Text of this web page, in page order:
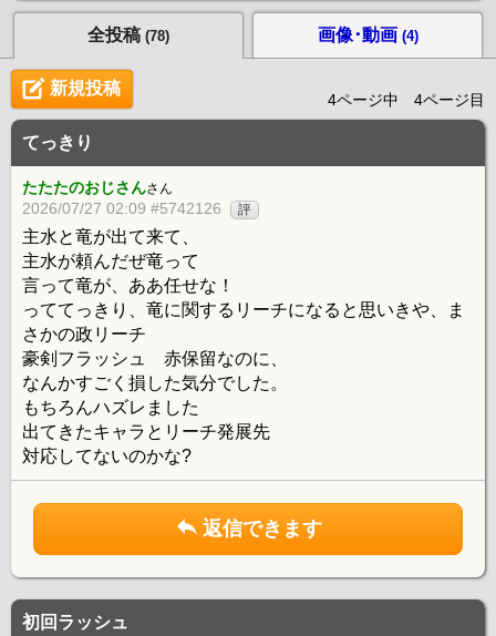
全投稿 (78) 画像･動画 (4)
新規投稿
4ページ中 4ページ目
てっきり
たたたのおじさんさん
2026/07/27 02:09 #5742126 評
主水と竜が出て来て、
主水が頼んだぜ竜って
言って竜が、ああ任せな！
っててっきり、竜に関するリーチになると思いきや、ま
さかの政リーチ
豪剣フラッシュ 赤保留なのに、
なんかすごく損した気分でした。
もちろんハズレました
出てきたキャラとリーチ発展先
対応してないのかな?
返信できます
初回ラッシュ